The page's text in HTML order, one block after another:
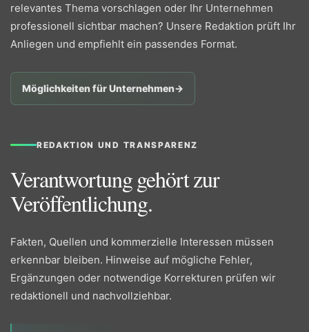
relevantes Thema vorschlagen oder Ihr Unternehmen
professionell sichtbar machen? Unsere Redaktion prüft Ihr
Anliegen und empfiehlt ein passendes Format.
Möglichkeiten für Unternehmen→
REDAKTION UND TRANSPARENZ
Verantwortung gehört zur
Veröffentlichung.
Fakten, Quellen und kommerzielle Interessen müssen
erkennbar bleiben. Hinweise auf mögliche Fehler,
Ergänzungen oder notwendige Korrekturen prüfen wir
redaktionell und nachvollziehbar.